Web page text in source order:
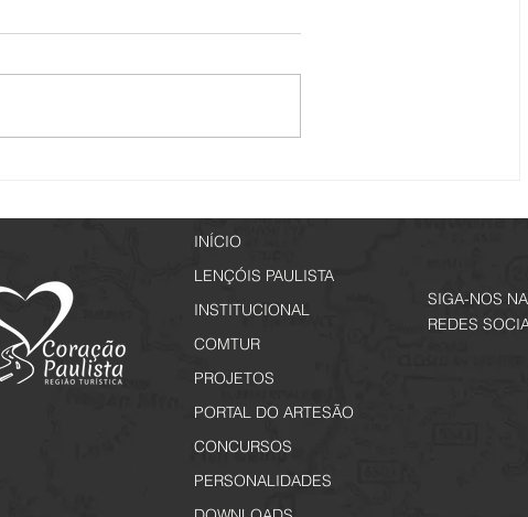
INÍCIO
LENÇÓIS PAULISTA
INSTITUCIONAL
COMTUR
PROJETOS
PORTAL DO ARTESÃO
CONCURSOS
PERSONALIDADES
SIGA-NOS
REDES